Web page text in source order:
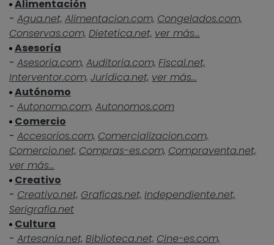
Alimentación
- Agua.net, Alimentacion.com, Congelados.com,
Conservas.com, Dietetica.net, ver más...
Asesoría
- Asesoria.com, Auditoria.com, Fiscal.net,
Interventor.com, Juridica.net, ver más...
Autónomo
- Autonomo.com, Autonomos.com
Comercio
- Accesorios.com, Comercializacion.com,
Comercio.net, Compras-es.com, Compraventa.net,
ver más...
Creativo
- Creativo.net, Graficas.net, Independiente.net,
Serigrafia.net
Cultura
- Artesania.net, Biblioteca.net, Cine-es.com,